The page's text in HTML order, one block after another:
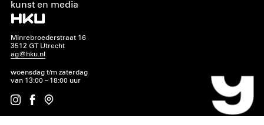
kunst en media
Minrebroederstraat 16
3512 GT Utrecht
ag@hku.nl
woensdag t/m zaterdag
van 13:00 – 18:00 uur